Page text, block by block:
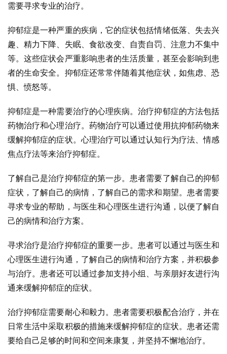
需要寻求专业的治疗。
抑郁症是一种严重的疾病，它的症状包括情绪低落、失去兴
趣、精力下降、失眠、食欲改变、自责自罚、注意力不集中
等。这些症状会严重影响患者的生活质量，甚至会影响到患
者的生命安全。抑郁症还常常伴随着其他症状，如焦虑、恐
惧、愤怒等。
抑郁症是一种需要治疗的心理疾病。治疗抑郁症的方法包括
药物治疗和心理治疗。药物治疗可以通过使用抗抑郁药物来
缓解抑郁症的症状。心理治疗可以通过认知行为疗法、情感
焦点疗法等来治疗抑郁症。
了解自己是治疗抑郁症的第一步。患者需要了解自己的抑郁
症状，了解自己的病情，了解自己的需求和期望。患者需要
寻求专业的帮助，与医生和心理医生进行沟通，以便了解自
己的病情和治疗方案。
寻求治疗是治疗抑郁症的重要一步。患者可以通过与医生和
心理医生进行沟通，了解自己的病情和治疗方案，并积极参
与治疗。患者还可以通过参加支持小组、与亲朋好友进行沟
通来缓解抑郁症的症状。
治疗抑郁症需要耐心和毅力。患者需要积极配合治疗，并在
日常生活中采取积极的措施来缓解抑郁症的症状。患者还需
要给自己足够的时间和空间来康复，并坚持不懈地治疗。